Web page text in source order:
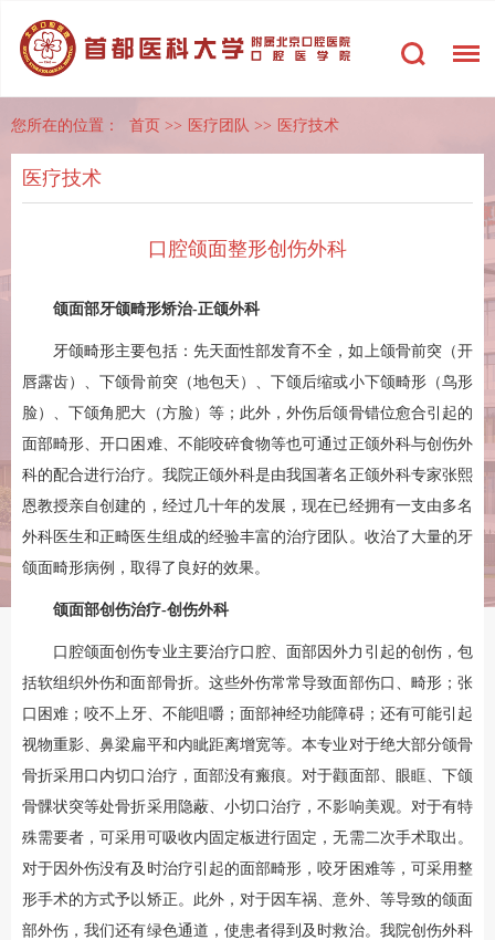
您所在的位置： 首页 >> 医疗团队 >> 医疗技术
医疗技术
口腔颌面整形创伤外科
颌面部牙颌畸形矫治-正颌外科
牙颌畸形主要包括：先天面性部发育不全，如上颌骨前突（开
唇露齿）、下颌骨前突（地包天）、下颌后缩或小下颌畸形（鸟形
脸）、下颌角肥大（方脸）等；此外，外伤后颌骨错位愈合引起的
面部畸形、开口困难、不能咬碎食物等也可通过正颌外科与创伤外
科的配合进行治疗。我院正颌外科是由我国著名正颌外科专家张熙
恩教授亲自创建的，经过几十年的发展，现在已经拥有一支由多名
外科医生和正畸医生组成的经验丰富的治疗团队。收治了大量的牙
颌面畸形病例，取得了良好的效果。
颌面部创伤治疗-创伤外科
口腔颌面创伤专业主要治疗口腔、面部因外力引起的创伤，包
括软组织外伤和面部骨折。这些外伤常常导致面部伤口、畸形；张
口困难；咬不上牙、不能咀嚼；面部神经功能障碍；还有可能引起
视物重影、鼻梁扁平和内眦距离增宽等。本专业对于绝大部分颌骨
骨折采用口内切口治疗，面部没有瘢痕。对于颧面部、眼眶、下颌
骨髁状突等处骨折采用隐蔽、小切口治疗，不影响美观。对于有特
殊需要者，可采用可吸收内固定板进行固定，无需二次手术取出。
对于因外伤没有及时治疗引起的面部畸形，咬牙困难等，可采用整
形手术的方式予以矫正。此外，对于因车祸、意外、等导致的颌面
部外伤，我们还有绿色通道，使患者得到及时救治。我院创伤外科